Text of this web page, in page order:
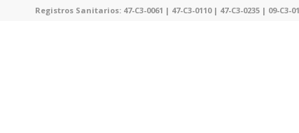
Registros Sanitarios: 47-C3-0061 | 47-C3-0110 | 47-C3-0235 | 09-C3-